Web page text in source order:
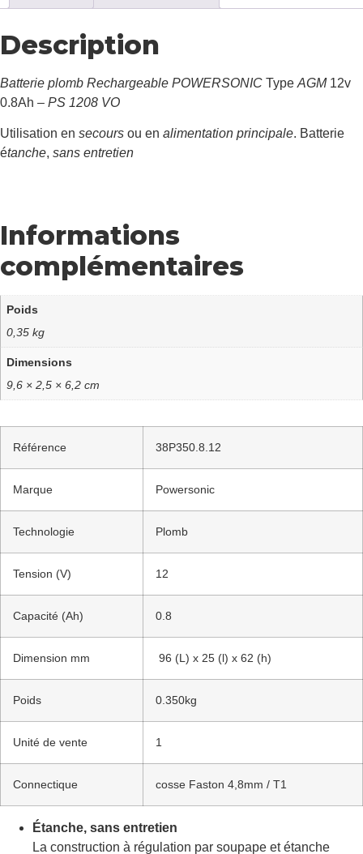
Description
Batterie plomb Rechargeable POWERSONIC Type AGM12v
0.8Ah – PS 1208 VO
Utilisation en secours ou en alimentation principale. Batterie
étanche, sans entretien
Informations
complémentaires
Poids
0,35 kg
Dimensions
9,6 × 2,5 × 6,2 cm
Référence 38P350.8.12
Marque Powersonic
Technologie Plomb
Tension (V) 12
Capacité (Ah) 0.8
Dimension mm 96 (L) x 25 (l) x 62 (h)
Poids 0.350kg
Unité de vente 1
Connectique cosse Faston 4,8mm / T1
Étanche, sans entretien
La construction à régulation par soupape et étanche